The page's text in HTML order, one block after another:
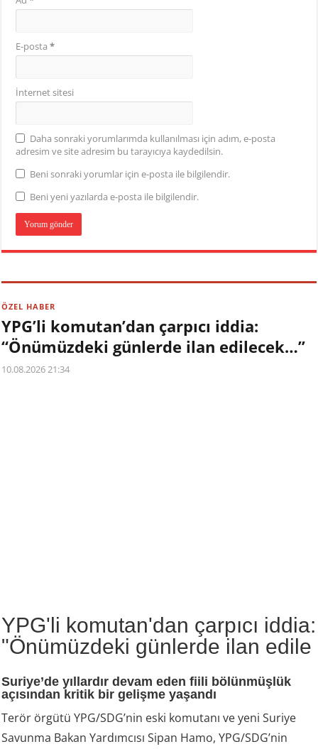
E-posta*
İnternet sitesi
Daha sonraki yorumlarımda kullanılması için adım, e-posta
adresim ve site adresim bu tarayıcıya kaydedilsin.
Beni sonraki yorumlar için e-posta ile bilgilendir.
Beni yeni yazılarda e-posta ile bilgilendir.
ÖZEL HABER
YPG’li komutan’dan çarpıcı iddia:
“Önümüzdeki günlerde ilan edilecek…”
10.08.2026 21:34
YPG'li komutan'dan çarpıcı iddia:
"Önümüzdeki günlerde ilan edile
Suriye’de yıllardır devam eden fiili bölünmüşlük
açısından kritik bir gelişme yaşandı
Terör örgütü YPG/SDG’nin eski komutanı ve yeni Suriye
Savunma Bakan Yardımcısı Sipan Hamo, YPG/SDG’nin